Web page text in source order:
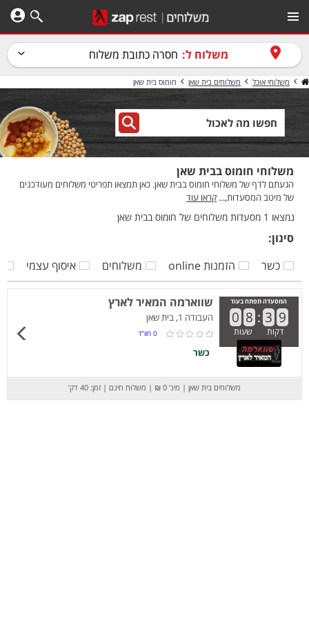
משלוח ל: חסרה כתובת משלוח
משלוחי אוכל משלוחים בית שאן חומוס בית שאן
משלוחי חומוס בבית שאן
הגעתם לדף של משלוחי חומוס בבית שאן. כאן תמצאו תפריטי משלוחים מעודכנים
של מיטב המסעדות,... קראו עוד
נמצאו 1 מסעדות משלוחים של חומוס בבית שאן
סינון:
כשר
הזמנות online משלוחים איסוף עצמי
המסעדה תפתח בעוד
0 8 : 3 9
דקות שעות
שווארמה המאיר לארץ
העבודה 1, בית שאן
0 חוו”ד
כשר
משלוחים בית שאן | מינ' 0 ₪ | משלוח חינם | זמן: 40 דק’